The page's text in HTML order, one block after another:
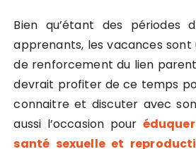
Bien qu’étant des périodes
apprenants, les vacances
de renforcement du lien
devrait profiter de ce temps
connaitre et discuter avec
aussi l’occasion pour
santé sexuelle et